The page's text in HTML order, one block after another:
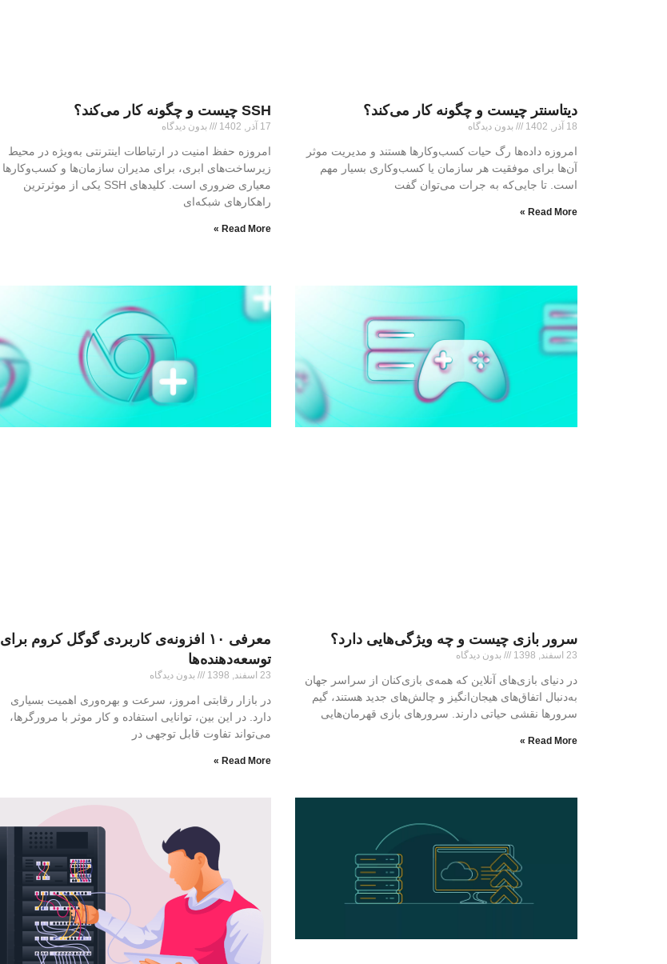
دیتاسنتر چیست و چگونه کار می‌کند؟
18 آذر, 1402 بدون دیدگاه
امروزه داده‌ها رگ حیات کسب‌وکارها هستند و مدیریت موثر
آن‌ها برای موفقیت هر سازمان یا کسب‌وکاری بسیار مهم
است. تا جایی‌که به جرات می‌توان گفت
Read More »
SSH چیست و چگونه کار می‌کند؟
17 آذر, 1402 بدون دیدگاه
امروزه حفظ امنیت در ارتباطات اینترنتی به‌ویژه در محیط
زیرساخت‌های ابری، برای مدیران سازمان‌ها و کسب‌وکارها
معیاری ضروری است. کلیدهای SSH یکی از موثرترین
راهکارهای شبکه‌ای
Read More »
سرور بازی چیست و چه ویژگی‌هایی دارد؟
23 اسفند, 1398 بدون دیدگاه
در دنیای بازی‌های آنلاین که همه‌ی بازی‌کنان از سراسر جهان
به‌دنبال اتفاق‌های هیجان‌انگیز و چالش‌های جدید هستند، گیم
سرورها نقشی حیاتی دارند. سرورهای بازی قهرمان‌هایی
Read More »
معرفی ۱۰ افزونه‌ی کاربردی گوگل کروم برای
توسعه‌دهنده‌ها
23 اسفند, 1398 بدون دیدگاه
در بازار رقابتی امروز، سرعت و بهره‌وری اهمیت بسیاری
دارد. در این بین، توانایی استفاده و کار موثر با مرورگرها،
می‌تواند تفاوت قابل توجهی در
Read More »